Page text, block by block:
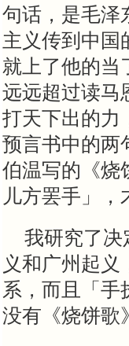
句话，是毛泽
主义传到中国
就上了他的当
远远超过读马
打天下出的力
预言书中的两
伯温写的《烧
儿方罢手」
我研究了决
义和广州起
系，而且「手
没有《烧饼歌